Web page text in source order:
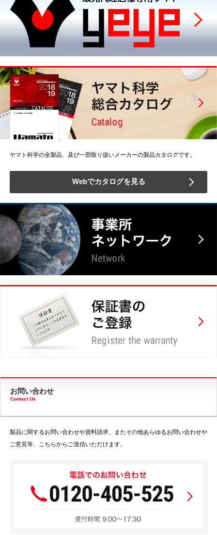
ヤマト科学の全製品、及び一部取り扱いメーカーの製品カタログです。
Webでカタログを見る
お問い合わせ
Contact Us
製品に関するお問い合わせや資料請求、またその他あらゆるお問い合わせや
ご意見等、こちらからご送信いただけます。